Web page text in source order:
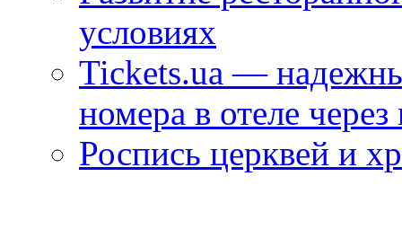
условиях
Tickets.ua —
номера в отеле через
Роспись церквей и